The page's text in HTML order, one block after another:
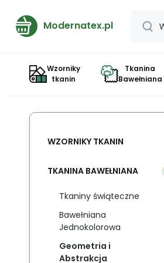
Modernatex.pl
Wzorniky
tkanin
Tkanina
Bawełniana
WZORNIKY TKANIN
TKANINA BAWEŁNIANA
Tkaniny świąteczne
Bawełniana
Jednokolorowa
Geometria i
Abstrakcja